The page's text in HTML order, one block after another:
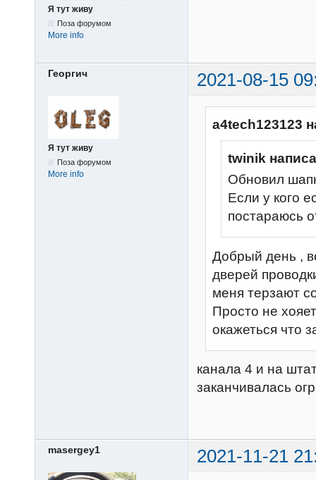
Я тут живу
Поза форумом
More info
Георгич 2021-08-15
Я тут живу
Поза форумом
More info
a4tech123123
twinik
Обновил
Если у кого
постараюсь
Добрый день ,
дверей
меня терзают
Просто не
окажеться что
канала 4 и на
заканчивалась
masergey1 2021-11-21